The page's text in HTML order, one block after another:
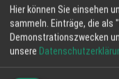
ausgewogene
ihrer beruflichen
Hier können Sie einsehen
sammeln. Einträge, die als
Demonstrationszwecken
unsere